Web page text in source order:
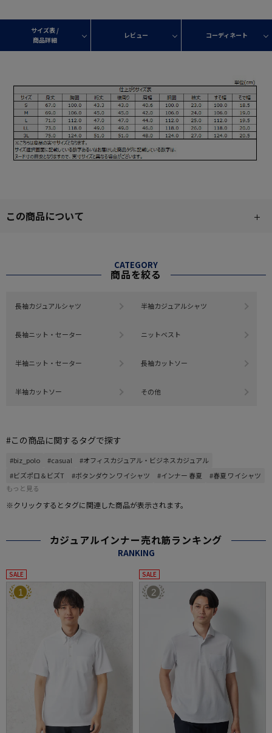
サイズ表 /
商品詳細
レビュー コーディネート
この商品について
CATEGORY
商品を絞る
長袖カジュアルシャツ 半袖カジュアルシャツ
長袖ニット・セーター ニットベスト
半袖ニット・セーター 長袖カットソー
半袖カットソー その他
#この商品に関するタグで探す
#biz_polo #casual
#オフィスカジュアル・ビジネスカジュアル
#ビズポロ＆ビズT
#ボタンダウン ワイシャツ #インナー 春夏
#春夏 ワイシャツ
もっと見る
※クリックするとタグに関連した商品が表示されます。
カジュアルインナー売れ筋ランキング
RANKING
SALE
1
SALE
2